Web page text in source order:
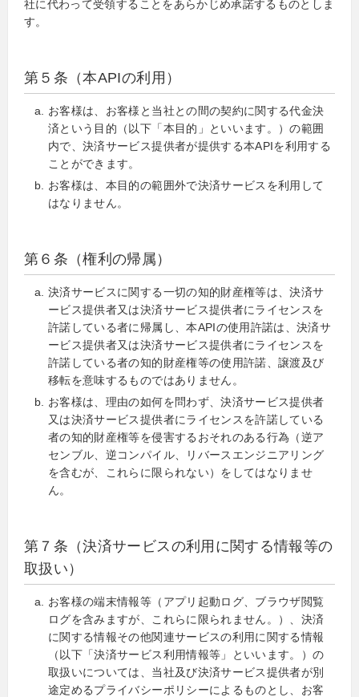
社に代わって受領することをあらかじめ承諾するものとしま
す。
第５条（本APIの利用）
お客様は、お客様と当社との間の契約に関する代金決
済という目的（以下「本目的」といいます。）の範囲
内で、決済サービス提供者が提供する本APIを利用する
ことができます。
お客様は、本目的の範囲外で決済サービスを利用して
はなりません。
第６条（権利の帰属）
決済サービスに関する一切の知的財産権等は、決済サ
ービス提供者又は決済サービス提供者にライセンスを
許諾している者に帰属し、本APIの使用許諾は、決済サ
ービス提供者又は決済サービス提供者にライセンスを
許諾している者の知的財産権等の使用許諾、譲渡及び
移転を意味するものではありません。
お客様は、理由の如何を問わず、決済サービス提供者
又は決済サービス提供者にライセンスを許諾している
者の知的財産権等を侵害するおそれのある行為（逆ア
センブル、逆コンパイル、リバースエンジニアリング
を含むが、これらに限られない）をしてはなりませ
ん。
第７条（決済サービスの利用に関する情報等の
取扱い）
お客様の端末情報等（アプリ起動ログ、ブラウザ閲覧
ログを含みますが、これらに限られません。）、決済
に関する情報その他関連サービスの利用に関する情報
（以下「決済サービス利用情報等」といいます。）の
取扱いについては、当社及び決済サービス提供者が別
途定めるプライバシーポリシーによるものとし、お客